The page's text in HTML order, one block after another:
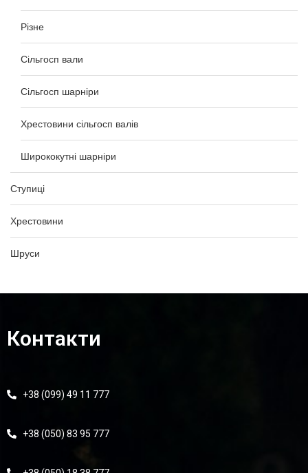
Різне
Сільгосп вали
Сільгосп шарніри
Хрестовини сільгосп валів
Ширококутні шарніри
Ступиці
Хрестовини
Шруси
Контакти
+38 (099) 49 11 777
+38 (050) 83 95 777